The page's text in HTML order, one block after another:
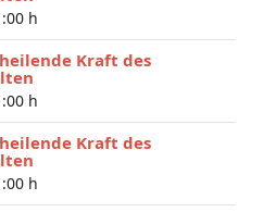
h
Kraft des
h
Kraft des
h